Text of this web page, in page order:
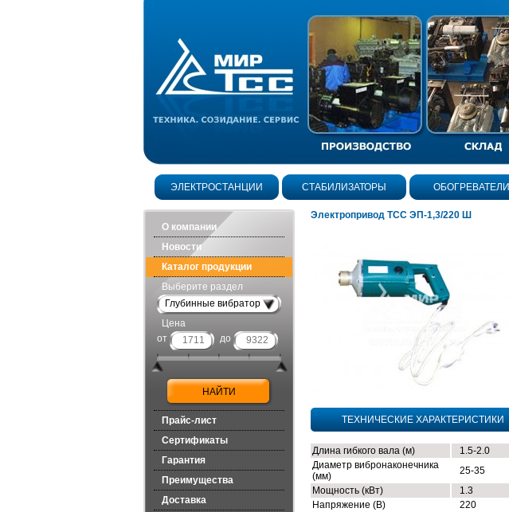
ЭЛЕКТРОСТАНЦИИ СТАБИЛИЗАТОРЫ ОБОГРЕВАТЕЛИ
О компании
Новости
Каталог продукции
Выберите раздел
Глубинные вибраторы
Цена
от
до
Прайс-лист
Сертификаты
Гарантия
Преимущества
Доставка
Электропривод ТСС ЭП-1,3/220 Ш
ТЕХНИЧЕСКИЕ ХАРАКТЕРИСТИКИ
Длина гибкого вала (м)
1.5-2.0
Диаметр вибронаконечника
(мм)
25-35
Мощность (кВт)
1.3
Напряжение (В)
220